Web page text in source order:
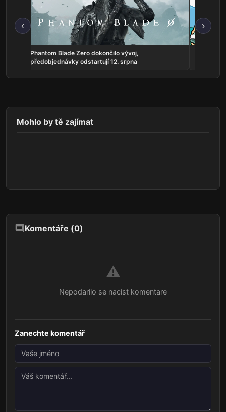
‹
Phantom Blade Zero dokončilo vývoj,
předobjednávky odstartují 12. srpna
Fields of
ve verzi
›
Mohlo by tě zajímat
Komentáře (0)
⚠️
Nepodarilo se nacist komentare
Zanechte komentář